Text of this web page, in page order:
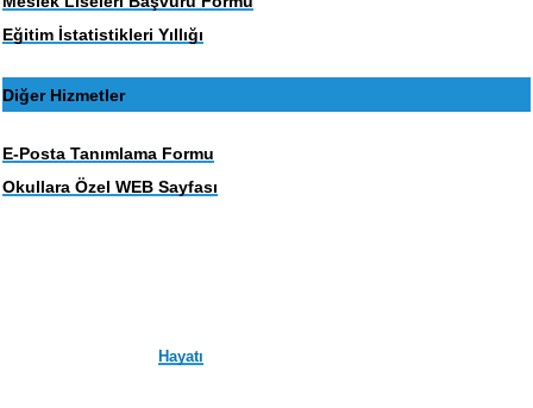
Eğitim İstatistikleri Yıllığı
Diğer Hizmetler
E-Posta Tanımlama Formu
Okullara Özel WEB Sayfası
Hayatı